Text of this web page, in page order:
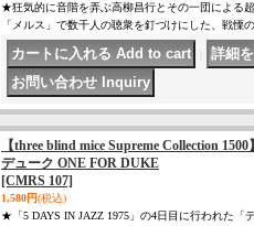
★狂気的に音階を弄ぶ高柳昌行とその一団による
「メルス」で数千人の聴衆を釘づけにした、戦
【three blind mice Supreme Collection
デューク ONE FOR DUKE
[CMRS 107]
1,580円(税込)
★「5 DAYS IN JAZZ 1975」の4日目に行われた「